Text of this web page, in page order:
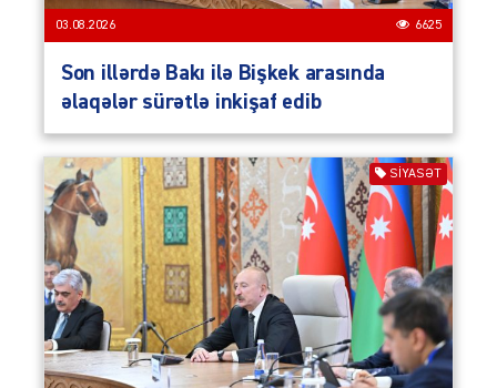
03.08.2026 6625
Son illərdə Bakı ilə Bişkek arasında
əlaqələr sürətlə inkişaf edib
SIYASƏT